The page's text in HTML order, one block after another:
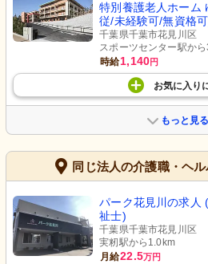
特別養護老人ホーム
従/未経験可/無資格
千葉県千葉市花見川区
スポーツセンター駅か
時給1,140円
お気に入り
もっと見る
同じ法人の介護職・ヘ
パーク花見川の求人
祉士)
千葉県千葉市花見川区
実籾駅から1.0km
月給22.5万円